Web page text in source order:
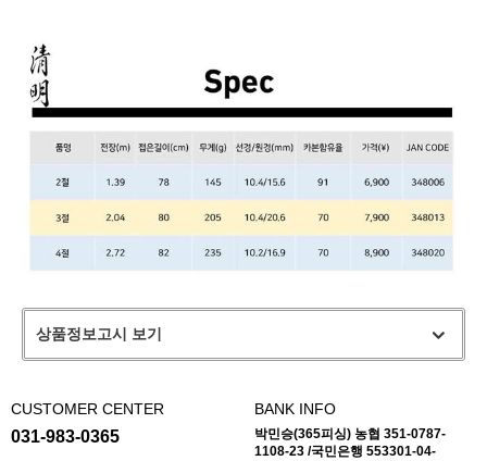
상품정보고시 보기
CUSTOMER CENTER
031-983-0365
BANK INFO
박민승(365피싱) 농협 351-0787-
1108-23 /국민은행 553301-04-